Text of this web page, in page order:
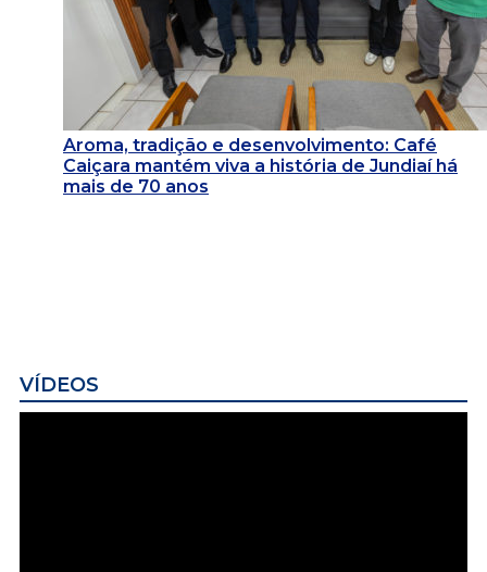
Aroma, tradição e desenvolvimento: Café
Caiçara mantém viva a história de Jundiaí há
mais de 70 anos
VÍDEOS